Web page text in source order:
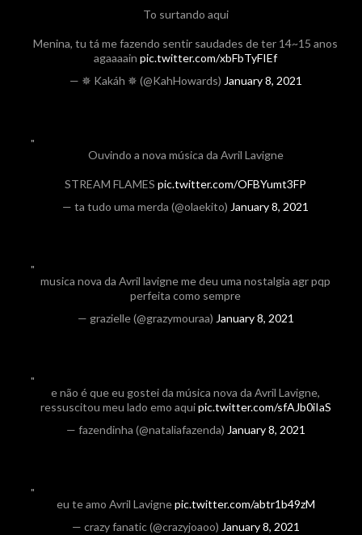
To surtando aqui
Menina, tu tá me fazendo sentir saudades de ter 14~15 anos
agaaaainpic.twitter.com/xbFbTyFIEf
— ✵ Kakáh ✵ (@KahHowards) January 8, 2021
Ouvindo a nova música da Avril Lavigne
STREAM FLAMESpic.twitter.com/OFBYumt3FP
— ta tudo uma merda (@olaekito) January 8, 2021
musica nova da Avril lavigne me deu uma nostalgia agr pqp
perfeita como sempre
— grazielle (@grazymouraa) January 8, 2021
e não é que eu gostei da música nova da Avril Lavigne,
ressuscitou meu lado emo aquipic.twitter.com/sfAJb0iIaS
— fazendinha (@nataliafazenda) January 8, 2021
eu te amo Avril Lavignepic.twitter.com/abtr1b49zM
— crazy fanatic (@crazyjoaoo) January 8, 2021